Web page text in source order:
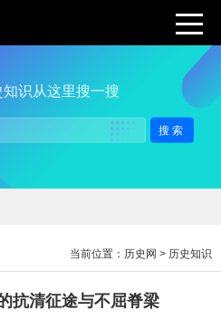
识从这里搜一搜
搜索
当前位置： 历史网 > 历史知识
抗清征途与不屈脊梁